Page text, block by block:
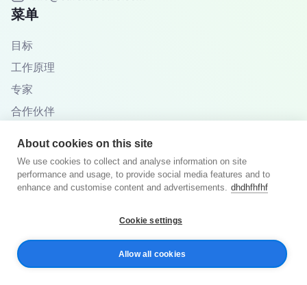
菜单
目标
工作原理
专家
合作伙伴
常见问题
隐私政策 条款与条件
About cookies on this site
We use cookies to collect and analyse information on site
performance and usage, to provide social media features and to
enhance and customise content and advertisements. dhdhfhfhf
Cookie settings
Allow all cookies